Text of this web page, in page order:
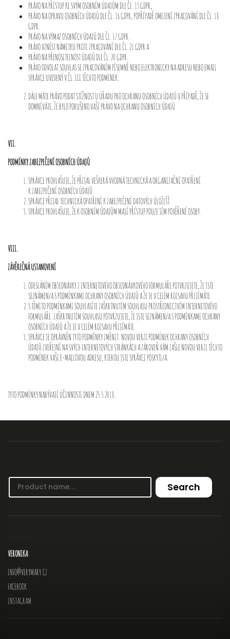
PRÁVO NA PŘÍSTUP KE SVÝM OSOBNÍM ÚDAJŮM DLE ČL. 15 GDPR,
PRÁVO NA OPRAVU OSOBNÍCH ÚDAJŮ DLE ČL. 16 GDPR, POPŘÍPADĚ OMEZENÍ ZPRACOVÁNÍ DLE ČL. 18
GDPR.
PRÁVO NA VÝMAZ OSOBNÍCH ÚDAJŮ DLE ČL. 17 GDPR.
PRÁVO VZNÉST NÁMITKU PROTI ZPRACOVÁNÍ DLE ČL. 21 GDPR A
PRÁVO NA PŘENOSITELNOST ÚDAJŮ DLE ČL. 20 GDPR.
PRÁVO ODVOLAT SOUHLAS SE ZPRACOVÁNÍM PÍSEMNĚ NEBO ELEKTRONICKY NA ADRESU NEBO EMAIL
SPRÁVCE UVEDENÝ V ČL. III TĚCHTO PODMÍNEK.
DÁLE MÁTE PRÁVO PODAT STÍŽNOST U ÚŘADU PRO OCHRANU OSOBNÍCH ÚDAJŮ V PŘÍPADĚ, ŽE SE
DOMNÍVÁTE, ŽE BYLO PORUŠENO VAŠÍ PRÁVO NA OCHRANU OSOBNÍCH ÚDAJŮ.
VII.
PODMÍNKY ZABEZPEČENÍ OSOBNÍCH ÚDAJŮ
SPRÁVCE PROHLAŠUJE, ŽE PŘIJAL VEŠKERÁ VHODNÁ TECHNICKÁ A ORGANIZAČNÍ OPATŘENÍ
K ZABEZPEČENÍ OSOBNÍCH ÚDAJŮ.
SPRÁVCE PŘIJAL TECHNICKÁ OPATŘENÍ K ZABEZPEČENÍ DATOVÝCH ÚLOŽIŠŤ.
SPRÁVCE PROHLAŠUJE, ŽE K OSOBNÍM ÚDAJŮM MAJÍ PŘÍSTUP POUZE JÍM POVĚŘENÉ OSOBY.
VIII.
ZÁVĚREČNÁ USTANOVENÍ
ODESLÁNÍM OBJEDNÁVKY Z INTERNETOVÉHO OBJEDNÁVKOVÉHO FORMULÁŘE POTVRZUJETE, ŽE JSTE
SEZNÁMEN/A S PODMÍNKAMI OCHRANY OSOBNÍCH ÚDAJŮ A ŽE JE V CELÉM ROZSAHU PŘIJÍMÁTE.
S TĚMITO PODMÍNKAMI SOUHLASÍTE ZAŠKRTNUTÍM SOUHLASU PROSTŘEDNICTVÍM INTERNETOVÉHO
FORMULÁŘE. ZAŠKRTNUTÍM SOUHLASU POTVRZUJETE, ŽE JSTE SEZNÁMEN/A S PODMÍNKAMI OCHRANY
OSOBNÍCH ÚDAJŮ A ŽE JE V CELÉM ROZSAHU PŘIJÍMÁTE.
SPRÁVCE JE OPRÁVNĚN TYTO PODMÍNKY ZMĚNIT. NOVOU VERZI PODMÍNEK OCHRANY OSOBNÍCH
ÚDAJŮ ZVEŘEJNÍ NA SVÝCH INTERNETOVÝCH STRÁNKÁCH A ZÁROVEŇ VÁM ZAŠLE NOVOU VERZI TĚCHTO
PODMÍNEK VAŠI E-MAILOVOU ADRESU, KTEROU JSTE SPRÁVCI POSKYTL/A.
TYTO PODMÍNKY NABÝVAJÍ ÚČINNOSTI DNEM 25.5.2018.
Search
VERONIKA
INFO@VERYMARY.CZ
FACEBOOK
INSTAGRAM